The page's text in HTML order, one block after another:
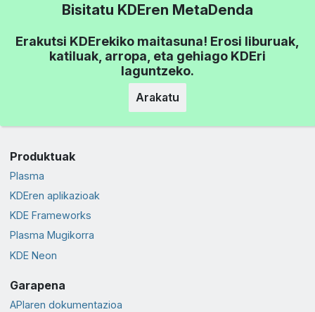
Bisitatu KDEren MetaDenda
Erakutsi KDErekiko maitasuna! Erosi liburuak,
katiluak, arropa, eta gehiago KDEri
laguntzeko.
Arakatu
Produktuak
Plasma
KDEren aplikazioak
KDE Frameworks
Plasma Mugikorra
KDE Neon
Garapena
APIaren dokumentazioa